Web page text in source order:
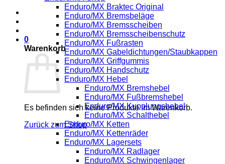
0
Warenkorb
Es befinden sich keine Produkte im Warenkorb.
Zurück zum Shop
Enduro/MX Braktec Original
Enduro/MX Bremsbeläge
Enduro/MX Bremsscheiben
Enduro/MX Bremsscheibenschutz
Enduro/MX Fußrasten
Enduro/MX Gabeldichtungen/Staubkappen
Enduro/MX Griffgummis
Enduro/MX Handschutz
Enduro/MX Hebel
Enduro/MX Bremshebel
Enduro/MX Fußbremshebel
Enduro/MX Kupplungshebel
Enduro/MX Schalthebel
Enduro/MX Ketten
Enduro/MX Kettenräder
Enduro/MX Lagersets
Enduro/MX Radlager
Enduro/MX Schwingenlager